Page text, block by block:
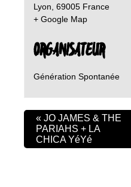
Lyon 69005 France
+ Google Map
ORGANISATEUR
Génération Spontanée
« JO JAMES & THE
PARIAHS + LA
CHICA YéYé